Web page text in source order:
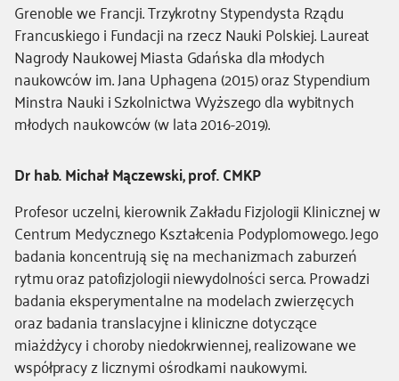
Grenoble we Francji. Trzykrotny Stypendysta Rządu
Francuskiego i Fundacji na rzecz Nauki Polskiej. Laureat
Nagrody Naukowej Miasta Gdańska dla młodych
naukowców im. Jana Uphagena (2015) orazStypendium
Minstra Nauki i Szkolnictwa Wyższego dla wybitnych
młodych naukowców (w lata 2016-2019).
Dr hab. Michał Mączewski, prof. CMKP
Profesor uczelni, kierownik Zakładu Fizjologii Klinicznej w
Centrum Medycznego Kształcenia Podyplomowego. Jego
badania koncentrują się na mechanizmach zaburzeń
rytmu oraz patofizjologii niewydolności serca. Prowadzi
badania eksperymentalne na modelach zwierzęcych
oraz badania translacyjne i kliniczne dotyczące
miażdżycy i choroby niedokrwiennej, realizowane we
współpracy z licznymi ośrodkami naukowymi.